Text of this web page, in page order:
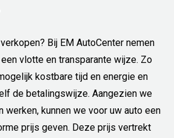
Bij EM AutoCenter nemen
vlotte en transparante wijze. Zo
kostbare tijd en energie en
de betalingswijze. Aangezien we
werken, kunnen we voor uw auto een
prijs geven. Deze prijs vertrekt